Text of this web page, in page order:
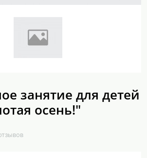
занятие для детей
осень!"